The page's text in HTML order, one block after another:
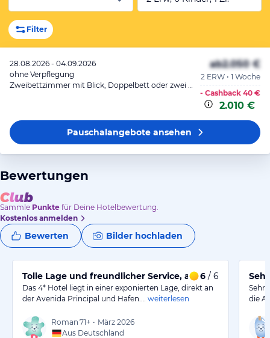
Filter
28.08.2026 - 04.09.2026
ohne Verpflegung
Zweibettzimmer mit Blick, Doppelbett oder zwei Einzelbetten, Blick Blick
ab2.050 €
2 ERW • 1 Woche
- Cashback 40 €
2.010 €
Pauschalangeboteansehen
Bewertungen
Sammle Punkte für Deine Hotelbewertung.
Kostenlos anmelden
Bewerten Bilder hochladen
Tolle Lage und freundlicher Service, aber kleine
6 / 6
Das 4* Hotel liegt in einer exponierten Lage, direkt an
der Avenida Principal und Hafen.…
weiterlesen
Roman 71+ • März 2026
Aus Deutschland
Sehr
die